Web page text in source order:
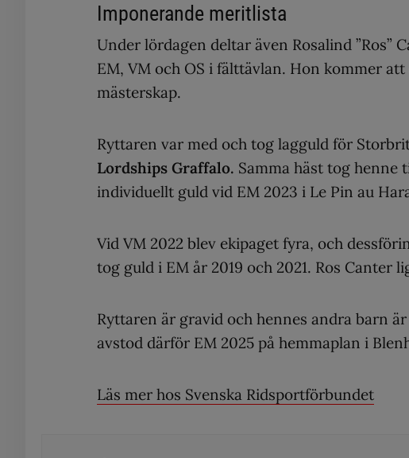
Imponerande meritlista
Under lördagen deltar även Rosalind ”Ros”
EM, VM och OS i fälttävlan. Hon kommer
mästerskap.
Ryttaren var med och tog lagguld för
Lordships Graffalo. Samma häst tog henne
individuellt guld vid EM 2023 i Le Pin au
Vid VM 2022 blev ekipaget fyra, och
tog guld i EM år 2019 och 2021. Ros Canter
Ryttaren är gravid och hennes andra barn
avstod därför EM 2025 på hemmaplan i
Läs mer hos Svenska Ridsportförbundet